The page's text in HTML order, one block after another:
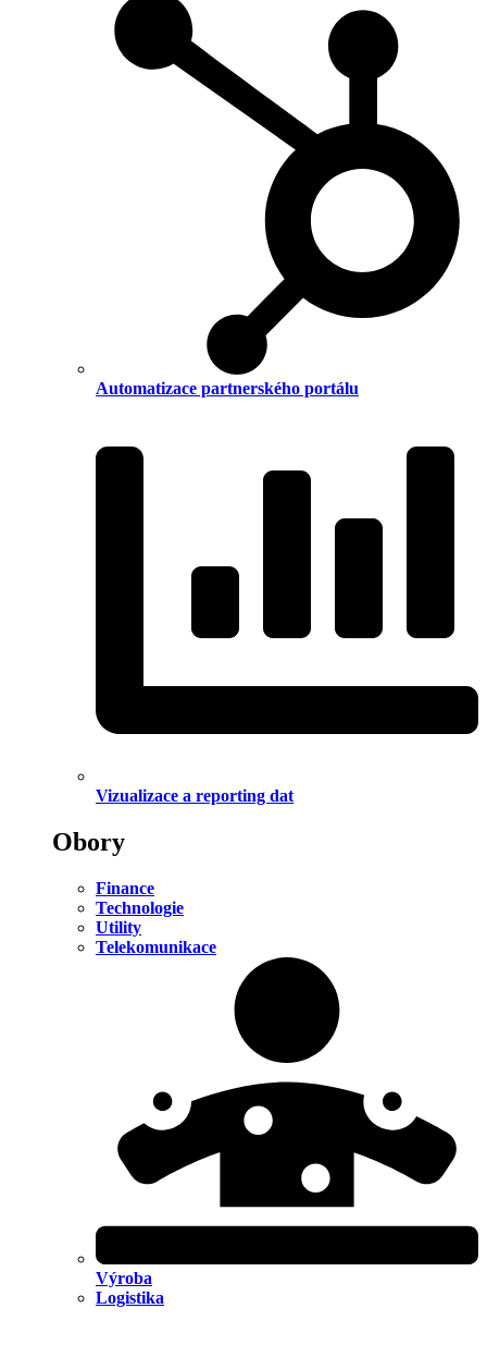
Automatizace partnerského portálu
Vizualizace a reporting dat
Obory
Finance
Technologie
Utility
Telekomunikace
Výroba
Logistika